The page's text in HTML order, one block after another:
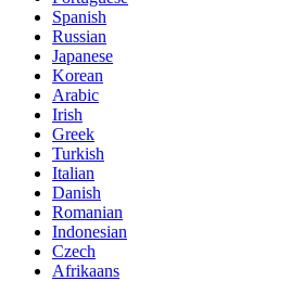
Spanish
Russian
Japanese
Korean
Arabic
Irish
Greek
Turkish
Italian
Danish
Romanian
Indonesian
Czech
Afrikaans